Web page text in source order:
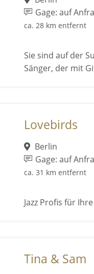
Gage: auf
ca. 28 km entfernt
Sie sind auf der
Sänger, der mit
Lovebirds
Berlin
Gage: auf
ca. 31 km entfernt
Jazz Profis für
Tina & Sam